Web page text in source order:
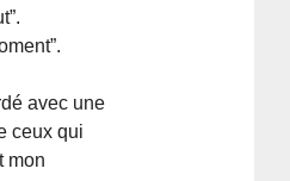
avec une
ceux qui
mon